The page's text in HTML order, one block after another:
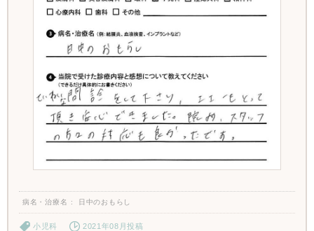
病名・治療名 日中のおもらし
小児科 2021年08月投稿